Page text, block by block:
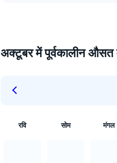
अक्टूबर में पूर्वकालीन औसत
रवि सोम मंगल